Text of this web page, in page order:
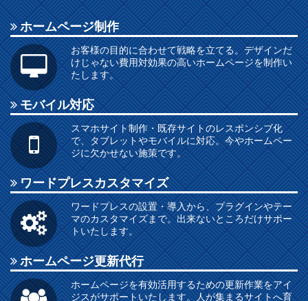
ホームページ制作
お客様の目的に合わせて戦略を立てる。デザインだ
けじゃない費用対効果の高いホームページを制作い
たします。
モバイル対応
スマホサイト制作・既存サイトのレスポンシブ化
で、タブレットやモバイルに対応。今やホームペー
ジに欠かせない施策です。
ワードプレスカスタマイズ
ワードプレスの設置・導入から、プラグインやテー
マのカスタマイズまで。出来ないところだけサポー
トいたします。
ホームページ更新代行
ホームページを有効活用するための更新作業をアイ
ジスがサポートいたします。人が集まるサイトへ育